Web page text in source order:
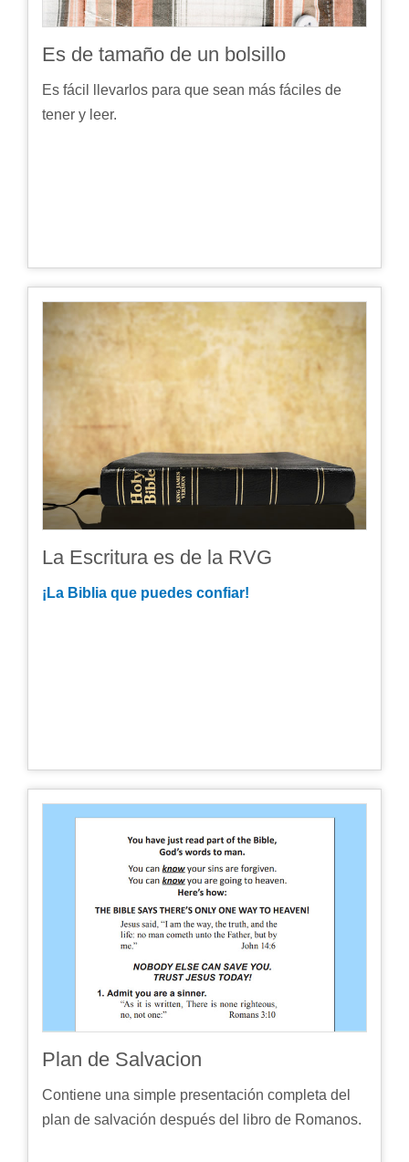
Es de tamaño de un bolsillo
Es fácil llevarlos para que sean más fáciles de
tener y leer.
La Escritura es de la RVG
¡La Biblia que puedes confiar!
Plan de Salvacion
Contiene una simple presentación completa del
plan de salvación después del libro de Romanos.